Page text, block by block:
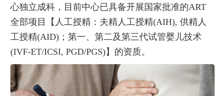
心独立成科，目前中心已具备开展国家批准的ART
全部项目【人工授精：夫精人工授精(AIH), 供精人
工授精(AID)；第一、第二及第三代试管婴儿技术
(IVF-ET/ICSI, PGD/PGS)】的资质。